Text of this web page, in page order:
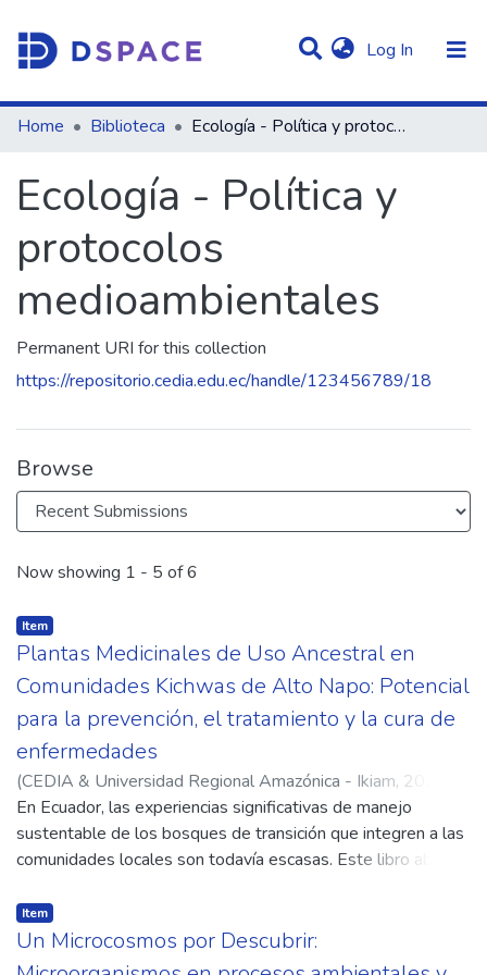
Log In (current)
Statistics
All of DSpace
Home Biblioteca Ecología - Política y protocolos medioambientales
Ecología - Política y
protocolos
medioambientales
Permanent URI for this collection
https://repositorio.cedia.edu.ec/handle/123456789/18
Browse
Recent Submissions
Now showing 1 - 5 of 6
Item
Plantas Medicinales de Uso Ancestral en
Comunidades Kichwas de Alto Napo: Potencial
para la prevención, el tratamiento y la cura de
enfermedades
(CEDIA & Universidad Regional Amazónica - Ikiam, 2024-
12-11)Andy Grefa, Patricio ;Llerena Gordillo Silvia
En Ecuador, las experiencias significativas de manejo
sustentable de los bosques de transición que integren a las
comunidades locales son todavía escasas. Este libro aborda
explorando su capacidad para preservar la cultura nativa a
través del uso sostenible de plantas medicinales,
combinando el conocimiento ancestral con validación
Item
Un Microcosmos por Descubrir: